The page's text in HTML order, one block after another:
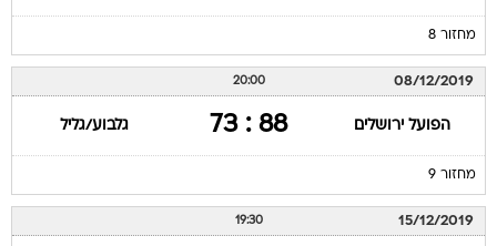
מחזור 8
08/12/2019
20:00
הפועל ירושלים 88 : 73 גלבוע/גליל
מחזור 9
15/12/2019
19:30